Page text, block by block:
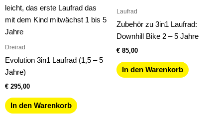
Dreirad
Evolution 3in1 Laufrad (1,5 – 5
Jahre)
€ 295,00
In den Warenkorb
Laufrad
Zubehör zu 3in1 Laufrad:
Downhill Bike 2 – 5 Jahre
€ 85,00
In den Warenkorb